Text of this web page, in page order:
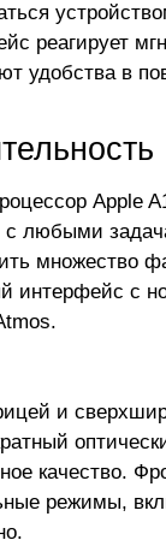
реагирует
удобства в
Apple
с любыми
множество
интерфейс с
и
качество.
режимы,